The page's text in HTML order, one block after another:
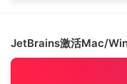
JetBrains激活Mac/